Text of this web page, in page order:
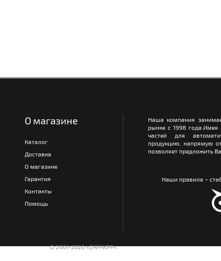
О магазине
Каталог
Доставка
О магазине
Гарантия
Контакты
Помощь
Наша компания
рынке с 1998
частей для
продукцию, напрямую
позволяет предложить
Наши правила –
© 2001-2020 «ZAPAKPP».